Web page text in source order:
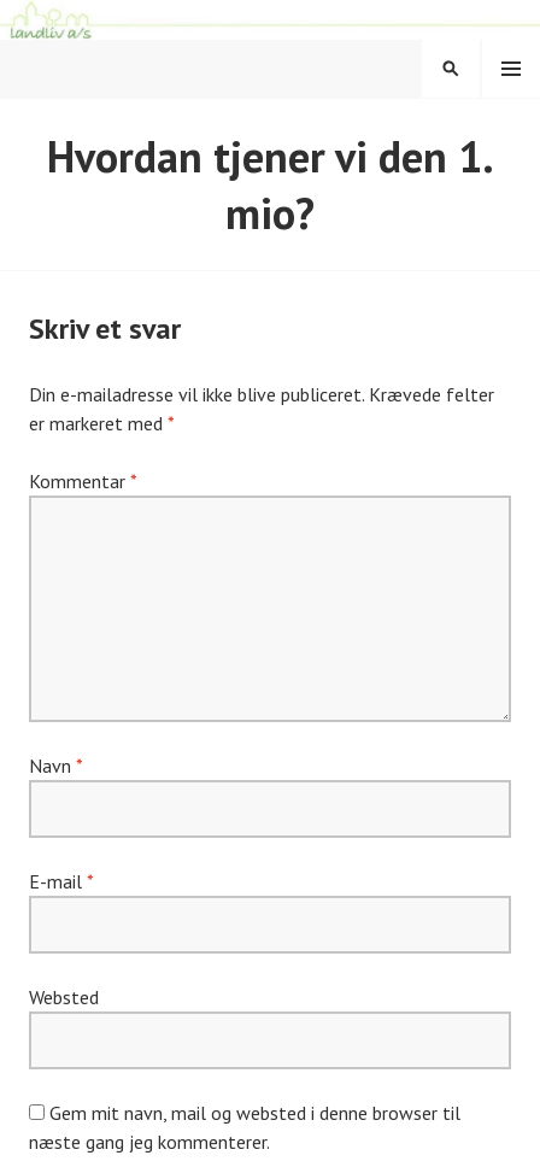
Hop
til
LANDLIV
MENU
SØG
Hvordan tjener vi den 1.
mio?
Skriv et svar
Din e-mailadresse vil ikke blive publiceret. Krævede felter
er markeret med *
Kommentar *
Navn *
E-mail *
Websted
Gem mit navn, mail og websted i denne browser til
næste gang jeg kommenterer.